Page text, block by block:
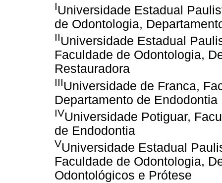
IUniversidade Estadual
de Odontologia,
IIUniversidade Estadual
Faculdade de Odontologia,
Restauradora
IIIUniversidade de Franca,
Departamento de Endodontia
IVUniversidade Potiguar,
de Endodontia
VUniversidade Estadual
Faculdade de Odontologia,
Odontológicos e Prótese